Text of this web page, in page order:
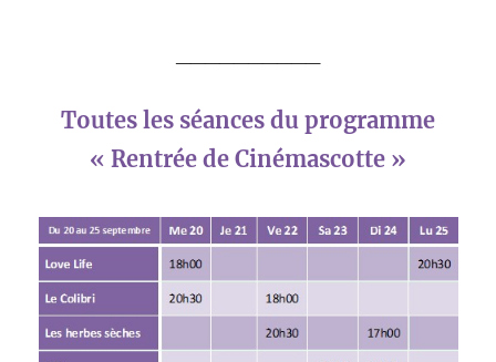
Toutes les séances du programme
« Rentrée de Cinémascotte »